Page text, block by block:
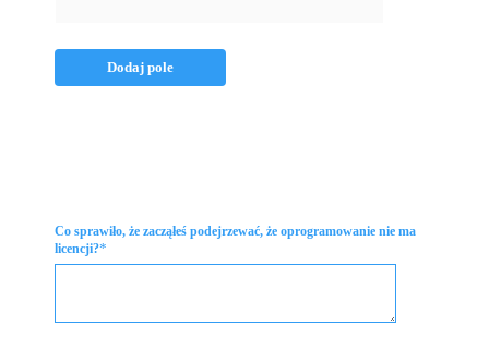
Dodaj pole
Co sprawiło, że zacząłeś podejrzewać, że oprogramowanie nie ma
licencji?*